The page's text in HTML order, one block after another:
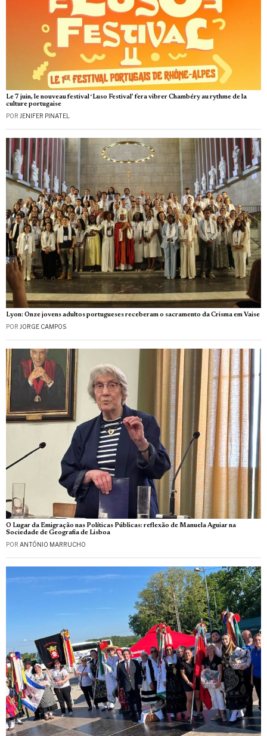
Le 7 juin, le nouveau festival ‘Luso Festival’ fera vibrer Chambéry au rythme de la
culture portugaise
POR JENIFER PINATEL
Lyon: Onze jovens adultos portugueses receberam o sacramento da Crisma em Vaise
POR JORGE CAMPOS
O Lugar da Emigração nas Políticas Públicas: reflexão de Manuela Aguiar na
Sociedade de Geografia de Lisboa
POR ANTÓNIO MARRUCHO